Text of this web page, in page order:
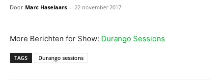
Door Marc Haselaars - 22 november 2017
More Berichten for Show: Durango Sessions
TAGS Durango sessions